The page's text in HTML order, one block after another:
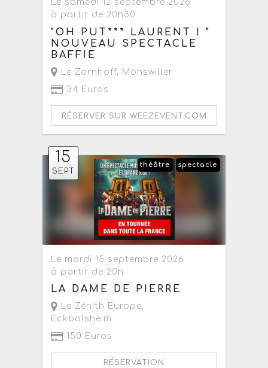
Le samedi 12 septembre 2026
à partir de 20h30
"OH PUT*** LAURENT ! "
NOUVEAU SPECTACLE
BAFFIE
Le Zornhoff, Monswiller
34 Euros
RÉSERVER SUR WEEZEVENT.COM
15
SEPT
spectacle
théâtre
Le mardi 15 septembre 2026
à partir de 20h
LA DAME DE PIERRE
Le Zénith Europe,
Eckbolsheim
150 Euros
RÉSERVATION